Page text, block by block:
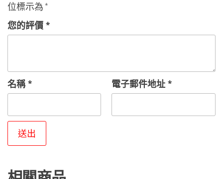
位標示為 *
您的評價 *
名稱* 電子郵件地址 *